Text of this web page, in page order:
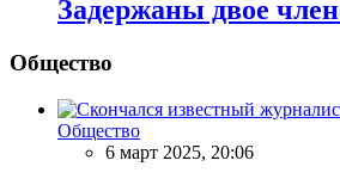
Задержаны двое
Общество
Общество
6 март 2025, 20:06